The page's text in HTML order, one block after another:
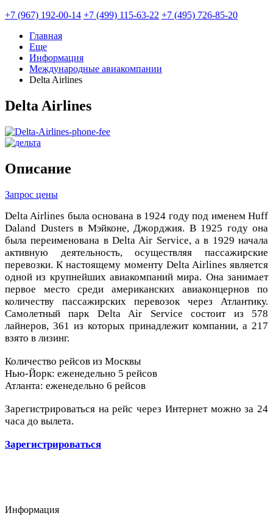
+7 (967) 192-00-14 +7 (499) 115-63-22 +7 (495) 726-85-20
Главная
Еще
Информация
Международные авиакомпании
Delta Airlines
Delta Airlines
Описание
Запрос цены
Delta Airlines была основана в 1924 году под именем Huff
Daland Dusters в Мэйконе, Джорджия. В 1925 году она
была переименована в Delta Air Service, а в 1929 начала
активную деятельность, осуществляя пассажирские
перевозки. К настоящему моменту Delta Airlines является
одной из крупнейших авиакомпаний мира. Она занимает
первое место среди американских авиаконцернов по
количеству пассажирских перевозок через Атлантику.
Самолетный парк Delta Air Service состоит из 578
лайнеров, 361 из которых принадлежит компании, а 217
взято в лизинг.
Количество рейсов из Москвы
Нью-Йорк: еженедельно 5 рейсов
Атланта: еженедельно 6 рейсов
Зарегистрироваться на рейс через Интернет можно за 24
часа до вылета.
Зарегистрироваться
Информация